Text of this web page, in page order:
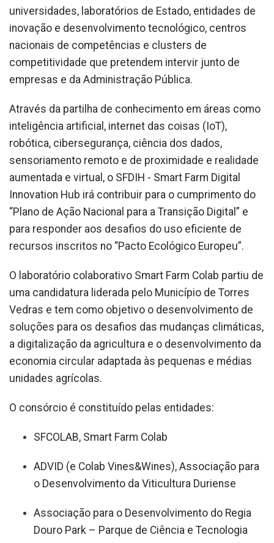
universidades, laboratórios de Estado, entidades de
inovação e desenvolvimento tecnológico, centros
nacionais de competências e clusters de
competitividade que pretendem intervir junto de
empresas e da Administração Pública.
Através da partilha de conhecimento em áreas como
inteligência artificial, internet das coisas (IoT),
robótica, cibersegurança, ciência dos dados,
sensoriamento remoto e de proximidade e realidade
aumentada e virtual, o SFDIH - Smart Farm Digital
Innovation Hub irá contribuir para o cumprimento do
“Plano de Ação Nacional para a Transição Digital” e
para responder aos desafios do uso eficiente de
recursos inscritos no “Pacto Ecológico Europeu”.
O laboratório colaborativo Smart Farm Colab partiu de
uma candidatura liderada pelo Município de Torres
Vedras e tem como objetivo o desenvolvimento de
soluções para os desafios das mudanças climáticas,
a digitalização da agricultura e o desenvolvimento da
economia circular adaptada às pequenas e médias
unidades agrícolas.
O consórcio é constituído pelas entidades:
SFCOLAB, Smart Farm Colab
ADVID (e Colab Vines&Wines), Associação para
o Desenvolvimento da Viticultura Duriense
Associação para o Desenvolvimento do Regia
Douro Park – Parque de Ciência e Tecnologia